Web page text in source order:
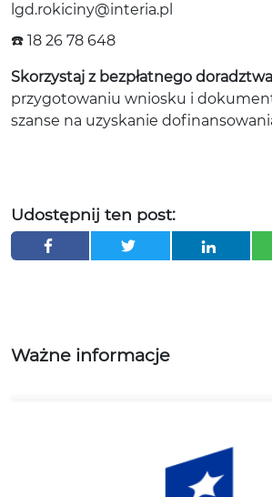
lgd.rokiciny@interia.pl
☎️ 18 26 78 648
Skorzystaj z bezpłatnego
przygotowaniu wniosku i
szanse na uzyskanie
Udostępnij ten post:
Ważne informacje